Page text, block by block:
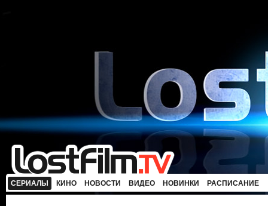
СЕРИАЛЫ КИНО НОВОСТИ ВИДЕО НОВИНКИ РАСПИСАНИЕ